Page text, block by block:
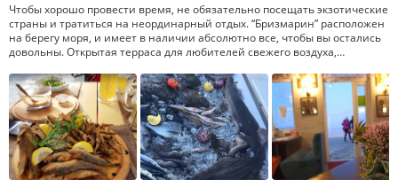
Чтобы хорошо провести время, не обязательно посещать экзотические
страны и тратиться на неординарный отдых. “Бризмарин” расположен
на берегу моря, и имеет в наличии абсолютно все, чтобы вы остались
довольны. Открытая терраса для любителей свежего воздуха,…